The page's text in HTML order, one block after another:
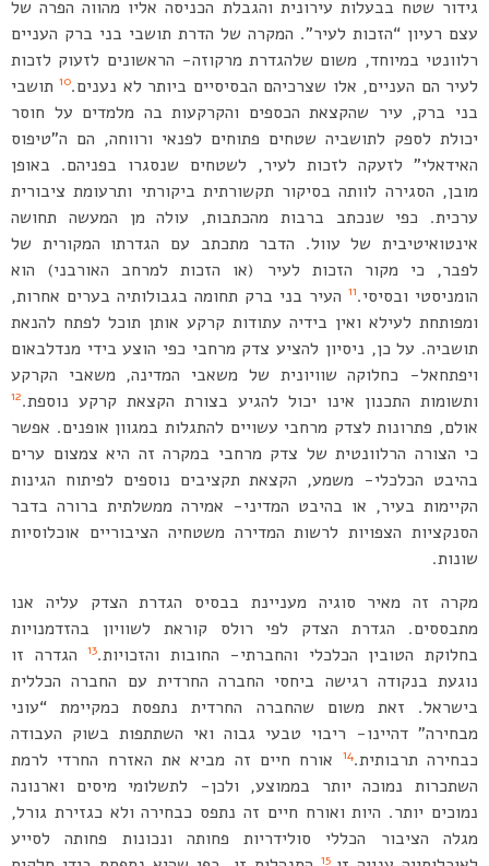
גידור שטח בבעלות עירונית והגבלת הכניסה אליו מהווה הפרה של
עצם רעיון “הזכות לעיר”. המקרה של הדרת תושבי בני ברק העניים
רלוונטי במיוחד, משום שלהגדרת מרקוזה- הראשונים לזעוק לזכות
לעיר הם העניים, אלו שצרכיהם הבסיסיים ביותר לא נענים.10תושבי
בני ברק, עיר שהקצאת הכספים והקרקעות בה מלמדים על חוסר
יכולת לספק לתושביה שטחים פתוחים לפנאי ורווחה, הם ה”טיפוס
האידאלי” לזעקה לזכות לעיר, לשטחים שנסגרו בפניהם. באופן
מובן, הסגירה לוותה בסיקור תקשורתית ביקורתי ותרעומת ציבורית
ערכית. כפי שנכתב ברבות מהכתבות, עולה מן המעשה תחושה
אינטואיטיבית של עוול. הדבר מתכתב עם הגדרתו המקורית של
לפבר, כי מקור הזכות לעיר (או הזכות למרחב האורבני) הוא
הומניסטי ובסיסי.11 העיר בני ברק תחומה בגבולותיה בערים אחרות,
ומפותחת לעילא ואין בידיה עתודות קרקע אותן תוכל לפתח להנאת
תושביה. על כן, ניסיון להציע צדק מרחבי כפי הוצע בידי מנדלבאום
ויפתחאל- כחלוקה שוויונית של משאבי המדינה, משאבי הקרקע
ותשומות התכנון אינו יכול להגיע בצורת הקצאת קרקע נוספת.12
אולם, פתרונות לצדק מרחבי עשויים להתגלות במגוון אופנים. אפשר
כי הצורה הרלוונטית של צדק מרחבי במקרה זה היא צמצום ערים
בהיבט הכלכלי- משמע, הקצאת תקציבים נוספים לפיתוח הגינות
הקיימות בעיר, או בהיבט המדיני- אמירה ממשלתית ברורה בדבר
הסנקציות הצפויות לרשות המדירה משטחיה הציבוריים אוכלוסיות
שונות.
מקרה זה מאיר סוגיה מעניינת בבסיס הגדרת הצדק עליה אנו
מתבססים. הגדרת הצדק לפי רולס קוראת לשוויון בהזדמנויות
בחלוקת הטובין הכלכלי והחברתי- החובות והזכויות.13הגדרה זו
נוגעת בנקודה רגישה ביחסי החברה החרדית עם החברה הכללית
בישראל. זאת משום שהחברה החרדית נתפסת כמקיימת “עוני
מבחירה” דהיינו- ריבוי טבעי גבוה ואי השתתפות בשוק העבודה
כבחירה תרבותית.14
אורח חיים זה מביא את האזרח החרדי לרמת
השתכרות נמוכה יותר בממוצע, ולכן- לתשלומי מיסים וארנונה
נמוכים יותר. היות ואורח חיים זה נתפס כבחירה ולא כגזירת גורל,
מגלה הציבור הכללי סולידריות פחותה ונכונות פחותה לסייע
15